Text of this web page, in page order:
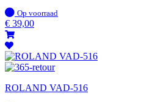
Op
voorraad
Op voorraad
€ 39,00
ROLAND VAD-516